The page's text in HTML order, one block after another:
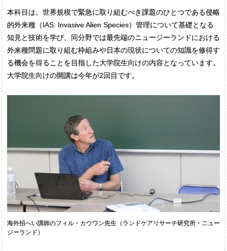
本科目は、世界規模で緊急に取り組むべき課題のひとつである侵略
的外来種（IAS: Invasive Alien Species）管理について基礎となる
知見と技術を学び、同分野では最先端のニュージーランドにおける
外来種問題に取り組む枠組みや日本の現状についての知識を修得す
る機会を得ることを目指した大学院生向けの内容となっています。
大学院生向けの開講は今年が2回目です。
海外招へい講師のフィル・カウワン先生（ランドケアリサーチ研究所・ニュー
ジーランド）